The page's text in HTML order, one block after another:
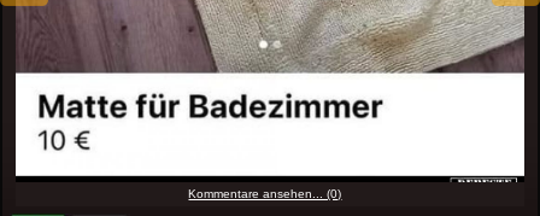
Kommentare ansehen... (0)